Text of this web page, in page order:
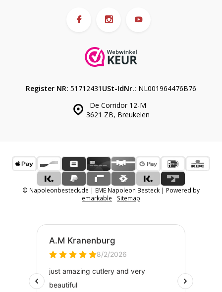
De Corridor 12-M
3621 ZB, Breukelen
Register NR: 51712431 USt-IdNr.: NL001964476B76
© Napoleonbesteck.de | EME Napoleon Besteck | Powered by
emarkable
Sitemap